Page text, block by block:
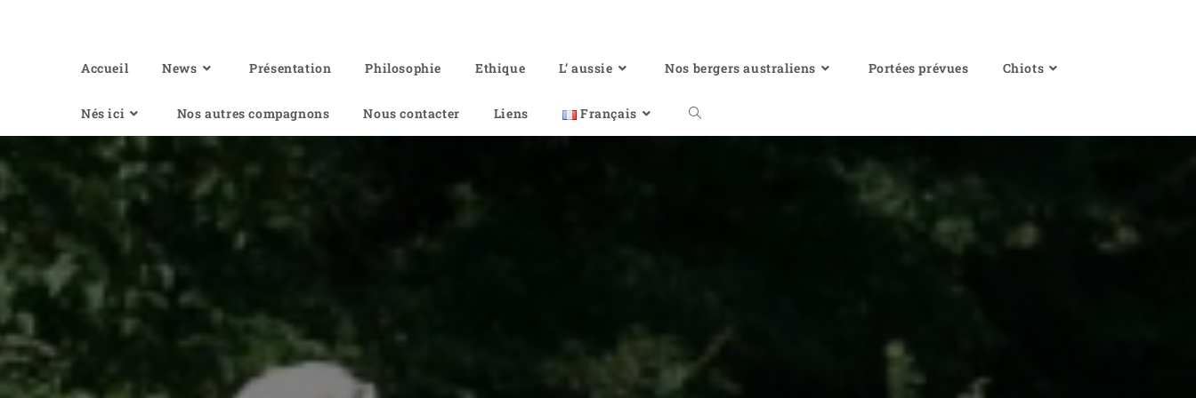
Accueil News Présentation Philosophie Ethique L’ aussie Nos bergers australiens Portées prévues Chiots
Nés ici Nos autres compagnons Nous contacter Liens Français